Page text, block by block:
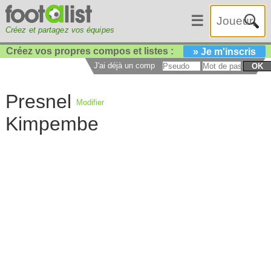
Créez et partagez vos équipes
☰
Créez vos propres compos et listes : » Je m'inscris
J'ai déjà un compte : OK
Presnel
Kimpembe
Modifier